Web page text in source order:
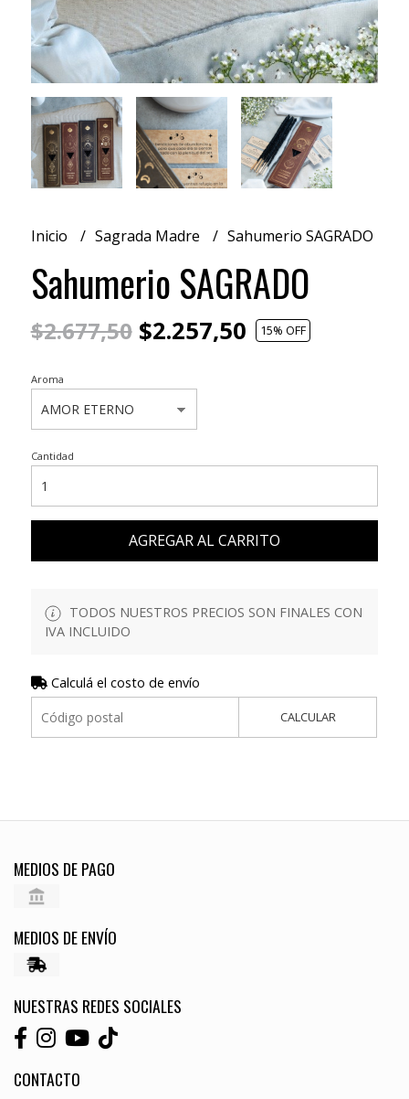
Inicio Sagrada Madre Sahumerio SAGRADO
Sahumerio SAGRADO
$2.677,50$2.257,50 15% OFF
Aroma
Cantidad
AGREGAR AL CARRITO
TODOS NUESTROS PRECIOS SON FINALES CON
IVA INCLUIDO
Calculá el costo de envío
CALCULAR
MEDIOS DE PAGO
MEDIOS DE ENVÍO
NUESTRAS REDES SOCIALES
CONTACTO